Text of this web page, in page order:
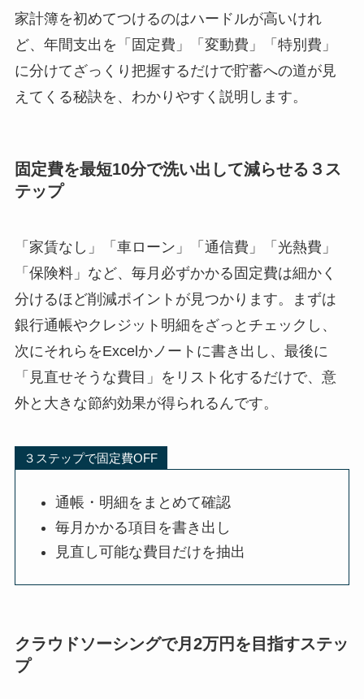
家計簿を初めてつけるのはハードルが高いけれ
ど、年間支出を「固定費」「変動費」「特別費」
に分けてざっくり把握するだけで貯蓄への道が見
えてくる秘訣を、わかりやすく説明します。
固定費を最短10分で洗い出して減らせる３ス
テップ
「家賃なし」「車ローン」「通信費」「光熱費」
「保険料」など、毎月必ずかかる固定費は細かく
分けるほど削減ポイントが見つかります。まずは
銀行通帳やクレジット明細をざっとチェックし、
次にそれらをExcelかノートに書き出し、最後に
「見直せそうな費目」をリスト化するだけで、意
外と大きな節約効果が得られるんです。
３ステップで固定費OFF
通帳・明細をまとめて確認
毎月かかる項目を書き出し
見直し可能な費目だけを抽出
クラウドソーシングで月2万円を目指すステッ
プ